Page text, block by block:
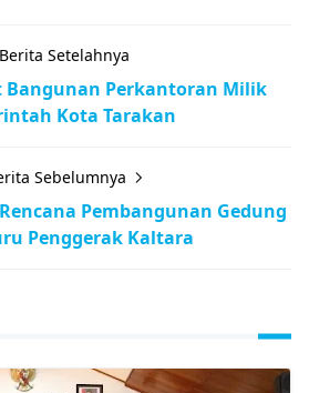
Berita Setelahnya
Bangunan Perkantoran Milik
Kota Tarakan
Sebelumnya
Pembangunan Gedung
Penggerak Kaltara